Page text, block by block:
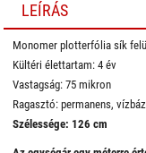
LEÍRÁS
Monomer plotterfólia sík
Kültéri élettartam: 4 év
Vastagság: 75 mikron
Ragasztó: permanens,
Szélessége: 126 cm